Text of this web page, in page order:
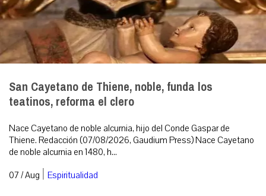
San Cayetano de Thiene, noble, funda los
teatinos, reforma el clero
Nace Cayetano de noble alcurnia, hijo del Conde Gaspar de
Thiene. Redacción (07/08/2026, Gaudium Press) Nace Cayetano
de noble alcurnia en 1480, h...
07 / Aug | Espiritualidad